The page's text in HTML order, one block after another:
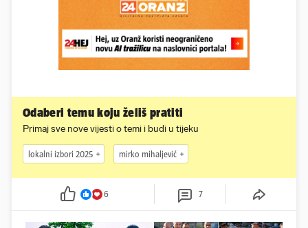
Odaberi temu koju želiš pratiti
Primaj sve nove vijesti o temi i budi u tijeku
lokalni izbori 2025 mirko mihaljević
6 7